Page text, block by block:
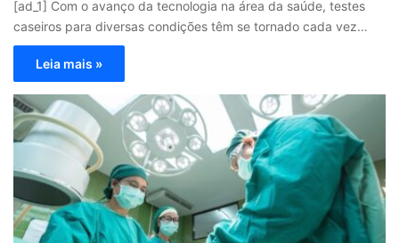
[ad_1] Com o avanço da tecnologia na área da saúde, testes
caseiros para diversas condições têm se tornado cada vez…
Leia mais »